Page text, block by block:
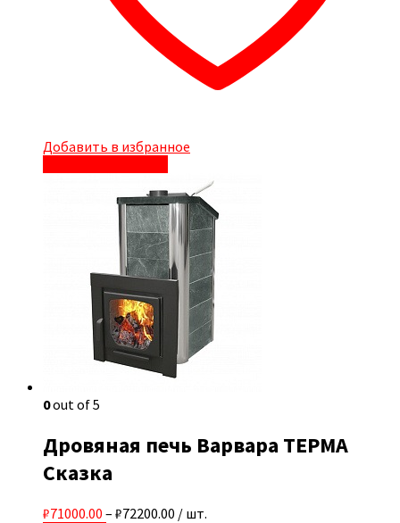
Добавить в избранное
0out of 5
Дровяная печь Варвара ТЕРМА
Сказка
₽71000.00 – ₽72200.00 / шт.